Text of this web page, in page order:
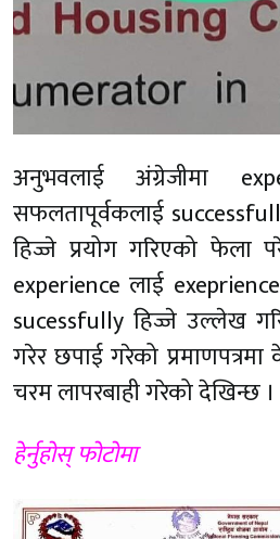
अनुभवलाई अंग्रेजीमा
सफलतापूर्वकलाई
हिज्जे प्रयोग गरिएको फेला
experience लाई
sucessfully हिज्जे उल्लेख
गरेर छपाई गरेको प्रमाणपत्रमा
चरम लापरबाही गरेको देखिन्छ ।
हेर्नुहोस् फोटोमा